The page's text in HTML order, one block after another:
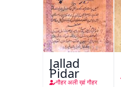
Jallad
Pidar
गौहर अली ख़ां गौहर